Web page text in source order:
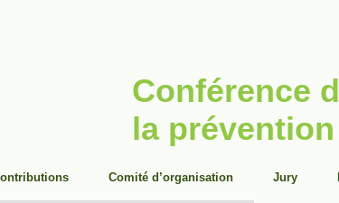
Conférence
la
Comité d’organisation Jury